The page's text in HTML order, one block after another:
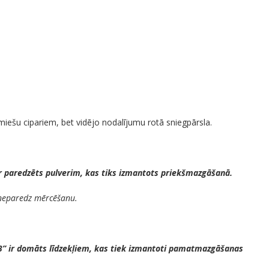
cipariem, bet vidējo nodalījumu rotā sniegpārsla.
pulverim, kas tiks izmantots priekšmazgāšanā.
mērcēšanu.
ir domāts līdzekļiem, kas tiek izmantoti pamatmazgāšanas